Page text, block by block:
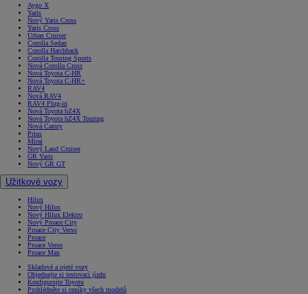
Aygo X
Yaris
Nový Yaris Cross
Yaris Cross
Urban Cruiser
Corolla Sedan
Corolla Hatchback
Corolla Touring Sports
Nová Corolla Cross
Nová Toyota C-HR
Nová Toyota C-HR+
RAV4
Nová RAV4
RAV4 Plug-in
Nová Toyota bZ4X
Nová Toyota bZ4X Touring
Nová Camry
Prius
Mirai
Nový Land Cruiser
GR Yaris
Nový GR GT
Užitkové vozy
Hilux
Nový Hilux
Nový Hilux Elektro
Nový Proace City
Proace City Verso
Proace
Proace Verso
Proace Max
Skladové a ojeté vozy
Objednejte si testovací jízdu
Konfigurujte Toyotu
Prohlédněte si ceníky všech modelů